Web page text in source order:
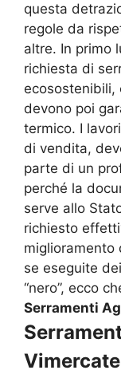
questa
regole da
altre. In primo
richiesta di
ecosostenibili,
devono poi
termico. I
di vendita,
parte di un
perché la
serve allo
richiesto
miglioramento
se eseguite
“nero”, ecco
Serramenti
Vimercate